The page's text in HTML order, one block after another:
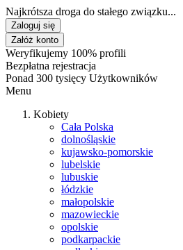
Najkrótsza droga do stałego związku...
Zaloguj się
Załóż konto
Weryfikujemy 100% profili
Bezpłatna rejestracja
Ponad 300 tysięcy Użytkowników
Menu
Kobiety
Cała Polska
dolnośląskie
kujawsko-pomorskie
lubelskie
lubuskie
łódzkie
małopolskie
mazowieckie
opolskie
podkarpackie